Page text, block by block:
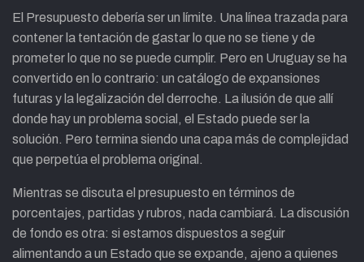
El Presupuesto debería ser un límite. Una línea trazada para
contener la tentación de gastar lo que no se tiene y de
prometer lo que no se puede cumplir. Pero en Uruguay se ha
convertido en lo contrario: un catálogo de expansiones
futuras y la legalización del derroche. La ilusión de que allí
donde hay un problema social, el Estado puede ser la
solución. Pero termina siendo una capa más de complejidad
que perpetúa el problema original.
Mientras se discuta el presupuesto en términos de
porcentajes, partidas y rubros, nada cambiará. La discusión
de fondo es otra: si estamos dispuestos a seguir
alimentando a un Estado que se expande, ajeno a quienes